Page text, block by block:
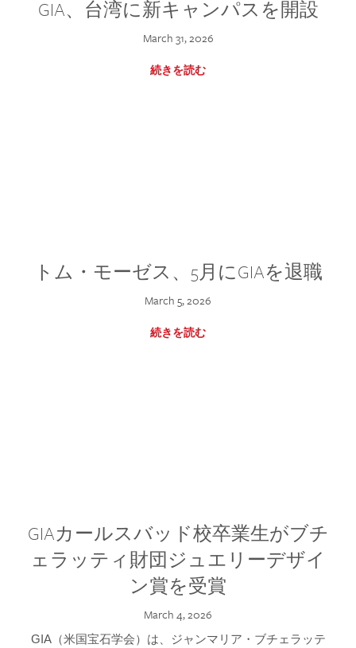
GIA、台湾に新キャンパスを開設
March 31, 2026
続きを読む
トム・モーゼス、5月にGIAを退職
March 5, 2026
続きを読む
GIAカールスバッド校卒業生がブチ
ェラッティ財団ジュエリーデザイ
ン賞を受賞
March 4, 2026
GIA（米国宝石学会）は、ジャンマリア・ブチェラッテ